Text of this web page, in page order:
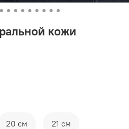
кожи
20 см 21 см